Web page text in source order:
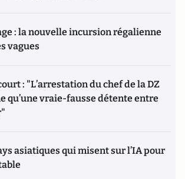
: la nouvelle incursion régalienne
vagues
: "L’arrestation du chef de la DZ
qu’une vraie-fausse détente entre
asiatiques qui misent sur l’IA pour